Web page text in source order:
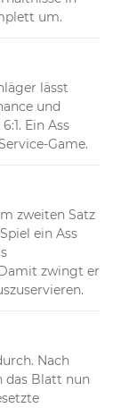
um.
lässt
und
Ein Ass
Game.
zweiten Satz
ein Ass
zwingt er
Nach
das Blatt nun